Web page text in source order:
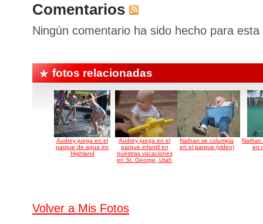
Comentarios
Ningún comentario ha sido hecho para esta
fotos relacionadas
Audrey juega en el
parque de agua en
Highland
Audrey juega en el
parque infantil en
nuestras vacaciones
en St. George, Utah
Nathan se columpia
en el parque (video)
en
Volver a Mis Fotos